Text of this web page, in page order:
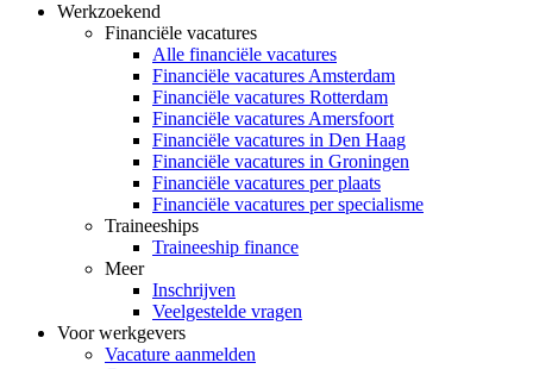
Werkzoekend
Financiële vacatures
Alle financiële vacatures
Financiële vacatures Amsterdam
Financiële vacatures Rotterdam
Financiële vacatures Amersfoort
Financiële vacatures in Den Haag
Financiële vacatures in Groningen
Financiële vacatures per plaats
Financiële vacatures per specialisme
Traineeships
Traineeship finance
Meer
Inschrijven
Veelgestelde vragen
Voor werkgevers
Vacature aanmelden